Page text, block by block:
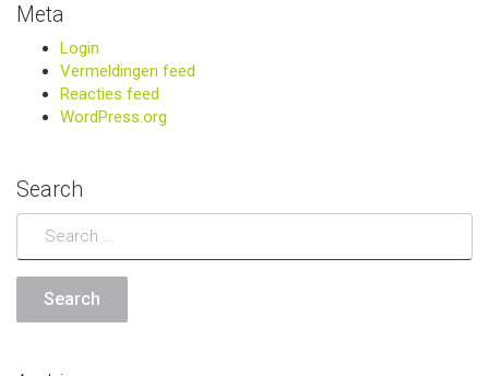
Meta
Login
Vermeldingen feed
Reacties feed
WordPress.org
Search